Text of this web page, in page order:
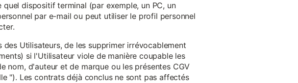
dispositif terminal (par exemple, un PC, un
par e-mail ou peut utiliser le profil personnel
Utilisateurs, de les supprimer irrévocablement
si l'Utilisateur viole de manière coupable les
nom, d'auteur et de marque ou les présentes CGV
"). Les contrats déjà conclus ne sont pas affectés